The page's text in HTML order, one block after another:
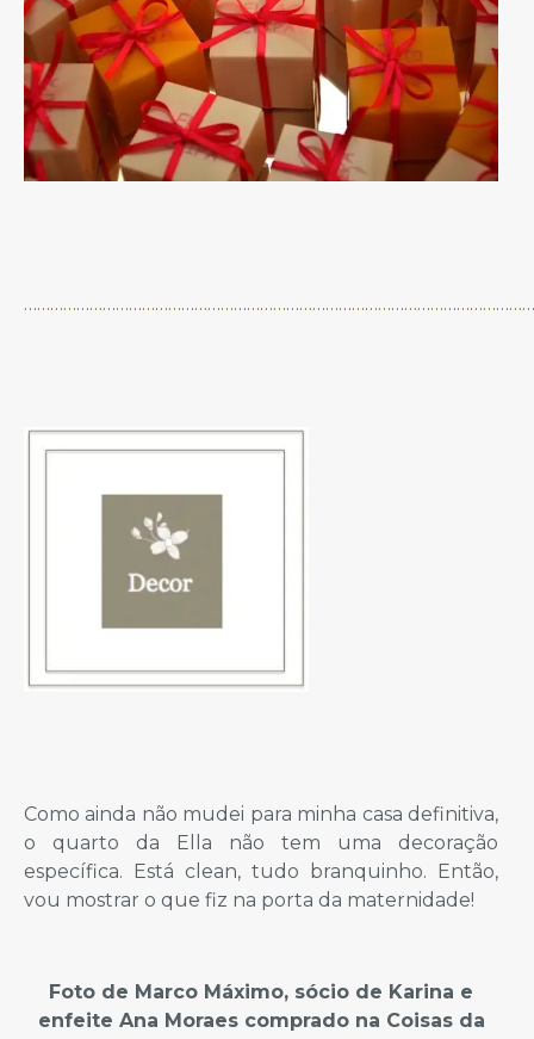
Como ainda não mudei para minha casa definitiva,
o quarto da Ella não tem uma decoração
específica. Está clean, tudo branquinho. Então,
vou mostrar o que fiz na porta da maternidade!
Foto de Marco Máximo, sócio de Karina e
enfeite Ana Moraes comprado na Coisas da